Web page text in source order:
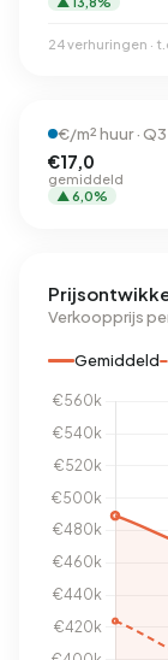
24 verhuringen ·
€/m² huur ·
€17,0
gemiddeld
▲ 6,0%
Verkoopprijs
Gemiddeld